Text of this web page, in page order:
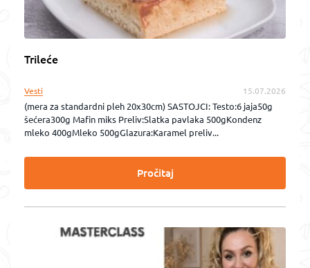
Trileće
Vesti 15.07.2026
(mera za standardni pleh 20x30cm) SASTOJCI: Testo:6 jaja50g
šećera300g Mafin miks Preliv:Slatka pavlaka 500gKondenz
mleko 400gMleko 500gGlazura:Karamel preliv...
Pročitaj